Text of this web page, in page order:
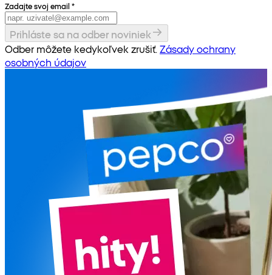
Zadajte svoj email *
Prihláste sa na odber noviniek
Odber môžete kedykoľvek zrušiť. Zásady ochrany
osobných údajov